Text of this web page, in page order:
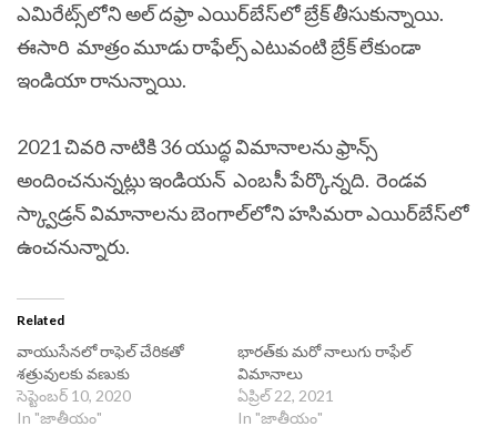
ఎమిరేట్స్‌లోని అల్ ద‌ఫ్రా ఎయిర్‌బేస్‌లో బ్రేక్ తీసుకున్నాయి.
ఈసారి మాత్రం మూడు రాఫేల్స్ ఎటువంటి బ్రేక్ లేకుండా
ఇండియా రానున్నాయి.
2021 చివ‌రి నాటికి 36 యుద్ధ విమానాల‌ను ఫ్రాన్స్
అందించ‌నున్న‌ట్లు ఇండియ‌న్ ఎంబ‌సీ పేర్కొన్న‌ది. రెండ‌వ
స్క్వాడ్ర‌న్ విమానాల‌ను బెంగాల్‌లోని హసిమ‌రా ఎయిర్‌బేస్‌లో
ఉంచ‌నున్నారు.
Related
వాయుసేనలో రాఫెల్ చేరికతో
శత్రువులకు వణుకు
సెప్టెంబర్ 10, 2020
In "జాతీయం"
భార‌త్‌కు మ‌రో నాలుగు రాఫేల్
విమానాలు
ఏప్రిల్ 22, 2021
In "జాతీయం"